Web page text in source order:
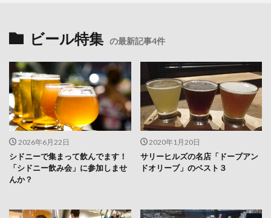
ビール特集 の最新記事4件
2026年6月22日
シドニーで集まって飲んでます！
「シドニー飲み会」に参加しませ
んか？
2020年1月20日
サリーヒルズの名店「ドーブアン
ドオリーブ」のベスト３